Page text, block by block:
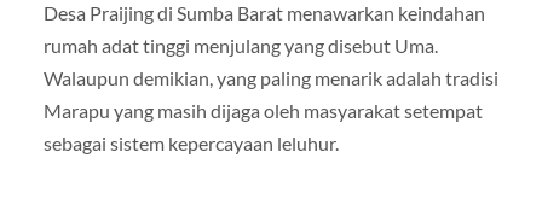
Desa Praijing di Sumba Barat menawarkan keindahan
rumah adat tinggi menjulang yang disebut Uma.
Walaupun demikian, yang paling menarik adalah tradisi
Marapu yang masih dijaga oleh masyarakat setempat
sebagai sistem kepercayaan leluhur.